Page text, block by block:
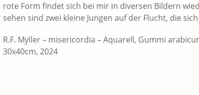
rote Form findet sich bei mir in diversen Bildern
sehen sind zwei kleine Jungen auf der Flucht, die
R.F. Myller – misericordia – Aquarell, Gummi
30x40cm, 2024